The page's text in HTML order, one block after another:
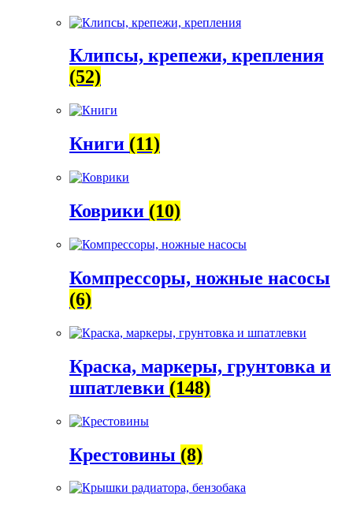
Клипсы, крепежи, крепления
(52)
Книги (11)
Коврики (10)
Компрессоры, ножные насосы
(6)
Краска, маркеры, грунтовка и
шпатлевки (148)
Крестовины (8)